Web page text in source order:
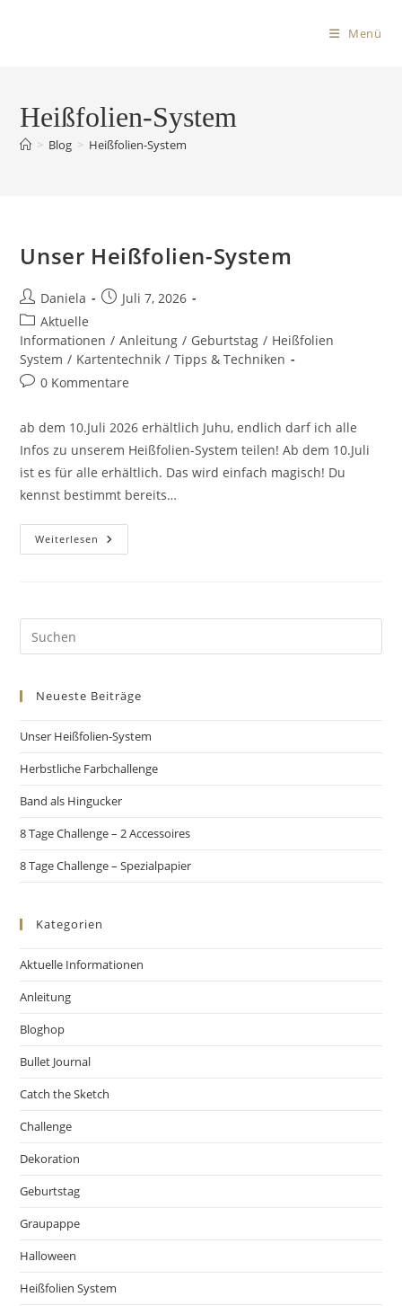
Menü
Heißfolien-System
> Blog > Heißfolien-System
Unser Heißfolien-System
Daniela
Juli 7, 2026
Aktuelle
Informationen / Anleitung / Geburtstag / Heißfolien
System / Kartentechnik / Tipps & Techniken
0 Kommentare
ab dem 10.Juli 2026 erhältlich Juhu, endlich darf ich alle
Infos zu unserem Heißfolien-System teilen! Ab dem 10.Juli
ist es für alle erhältlich. Das wird einfach magisch! Du
kennst bestimmt bereits…
Weiterlesen
Neueste Beiträge
Unser Heißfolien-System
Herbstliche Farbchallenge
Band als Hingucker
8 Tage Challenge – 2 Accessoires
8 Tage Challenge – Spezialpapier
Kategorien
Aktuelle Informationen
Anleitung
Bloghop
Bullet Journal
Catch the Sketch
Challenge
Dekoration
Geburtstag
Graupappe
Halloween
Heißfolien System